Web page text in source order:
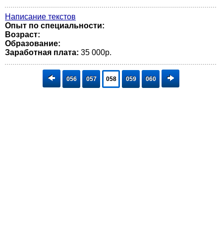
Написание текстов
Опыт по специальности:
Возраст:
Образование:
Заработная плата: 35 000р.
056 057 058 059 060